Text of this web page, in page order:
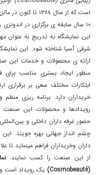
این نمایشگاه به تدریج به عنوان
شرقی آسیا شناخته شود. این
ارائه ی محصولات و خدمات این
منظور ایجاد بستری مناسب برای
ابتکارات مختلف سعی بر برقراری
خریداران دارد. برنامه ریزی
رویدادها و محصولات این صنعت
حضور غرفه داران داخلی و
چشم انداز جهانی بهره جویند. این
داران وخریداران فراهم مینماید تا
از این صنعت را کسب نمایند.
(Cosmobeauté)
یک رویداد است